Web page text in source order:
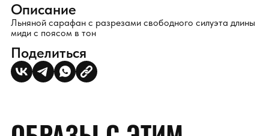
Описание
Льняной сарафан с разрезами свободного силуэта длины
миди с поясом в тон
Поделиться